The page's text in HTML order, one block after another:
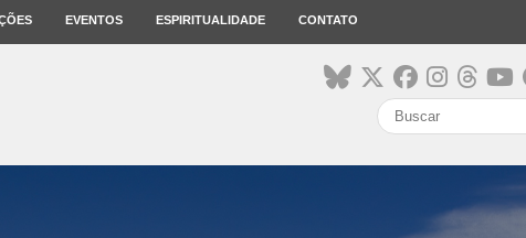
EVENTOS ESPIRITUALIDADE CONTATO